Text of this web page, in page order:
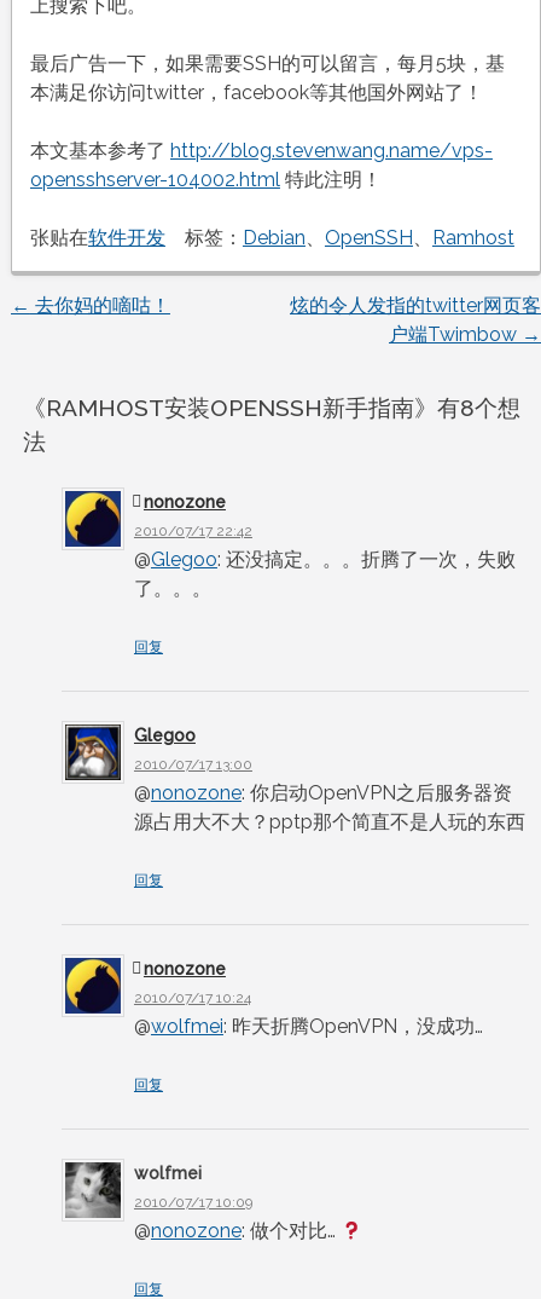
上搜索下吧。
最后广告一下，如果需要SSH的可以留言，每月5块，基
本满足你访问twitter，facebook等其他国外网站了！
本文基本参考了 http://blog.stevenwang.name/vps-
opensshserver-104002.html特此注明！
张贴在软件开发 标签： Debian、 OpenSSH、 Ramhost
文
导
← 去你妈的嘀咕！
炫的令人发指的twitter网页客
户端Twimbow →
《RAMHOST安装OPENSSH新手指南》有8个想
法
nonozone
2010/07/17 22:42
@Glegoo: 还没搞定。。。折腾了一次，失败
了。。。
回复
Glegoo
2010/07/17 13:00
@nonozone: 你启动OpenVPN之后服务器资
源占用大不大？pptp那个简直不是人玩的东西
回复
nonozone
2010/07/17 10:24
@wolfmei: 昨天折腾OpenVPN，没成功…
回复
wolfmei
2010/07/17 10:09
@nonozone: 做个对比…
回复